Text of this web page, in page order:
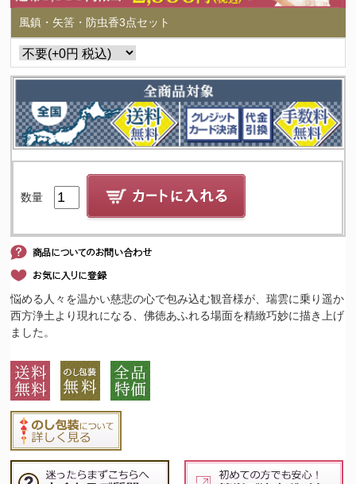
風鎮・矢筈・防虫香3点セット
数量
悩める人々を温かい慈悲の心で包み込む観音様が、瑞雲に乗り遥か
西方浄土より現れになる、佛徳あふれる場面を精緻巧妙に描き上げ
ました。